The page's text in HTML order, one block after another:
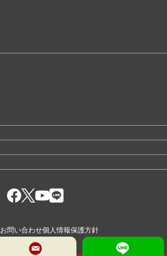
お問い合わせ個人情報保護方針